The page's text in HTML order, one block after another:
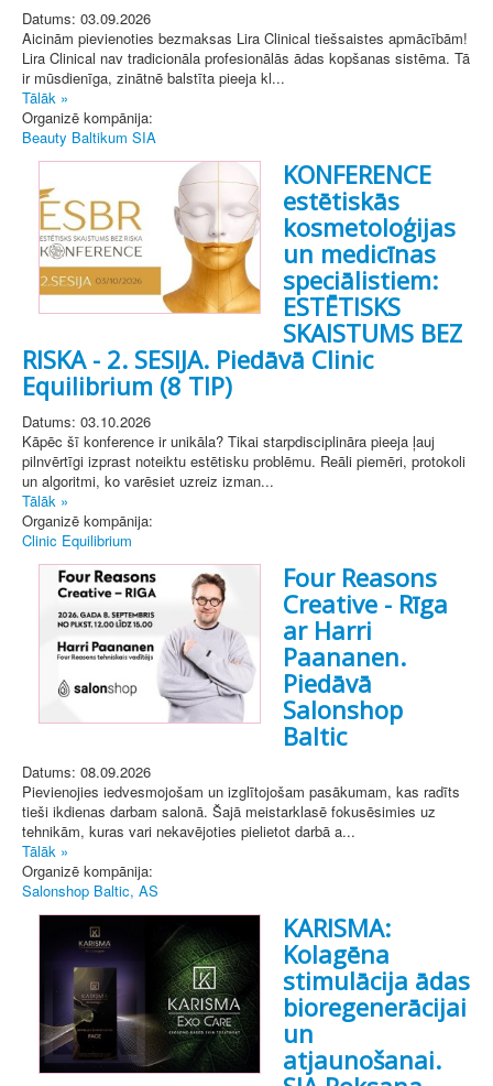
Datums: 03.09.2026
Aicinām pievienoties bezmaksas Lira Clinical tiešsaistes apmācībām!
Lira Clinical nav tradicionāla profesionālās ādas kopšanas sistēma. Tā
ir mūsdienīga, zinātnē balstīta pieeja kl...
Tālāk »
Organizē kompānija:
Beauty Baltikum SIA
KONFERENCE
estētiskās
kosmetoloģijas
un medicīnas
speciālistiem:
ESTĒTISKS
SKAISTUMS BEZ
RISKA - 2. SESIJA. Piedāvā Clinic
Equilibrium (8 TIP)
Datums: 03.10.2026
Kāpēc šī konference ir unikāla? Tikai starpdisciplināra pieeja ļauj
pilnvērtīgi izprast noteiktu estētisku problēmu. Reāli piemēri, protokoli
un algoritmi, ko varēsiet uzreiz izman...
Tālāk »
Organizē kompānija:
Clinic Equilibrium
Four Reasons
Creative - Rīga
ar Harri
Paananen.
Piedāvā
Salonshop
Baltic
Datums: 08.09.2026
Pievienojies iedvesmojošam un izglītojošam pasākumam, kas radīts
tieši ikdienas darbam salonā. Šajā meistarklasē fokusēsimies uz
tehnikām, kuras vari nekavējoties pielietot darbā a...
Tālāk »
Organizē kompānija:
Salonshop Baltic, AS
KARISMA:
Kolagēna
stimulācija ādas
bioregenerācijai
un
atjaunošanai.